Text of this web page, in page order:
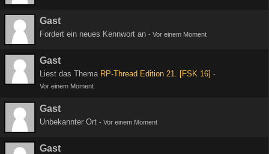
Gast
Fordert ein neues Kennwort an - Vor einem Moment
Gast
Liest das Thema RP-Thread Edition 21. [FSK 16] -
Vor einem Moment
Gast
Unbekannter Ort - Vor einem Moment
Gast